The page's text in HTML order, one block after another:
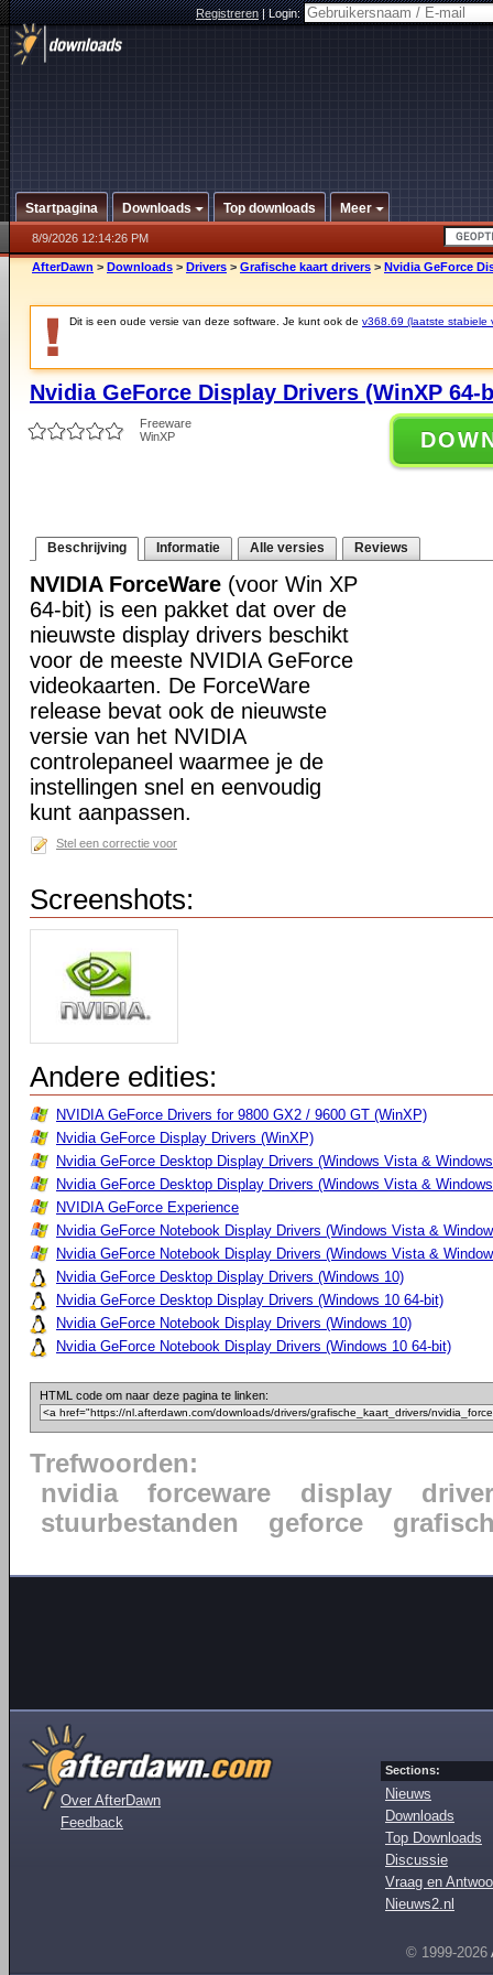
Registreren|Login:
Startpagina Downloads Top downloads Meer
8/9/2026 12:14:26 PM
AfterDawn > Downloads > Drivers > Grafische kaart drivers > Nvidia GeForce
Dit is een oude versie van deze software. Je kunt ook de v368.69 (laatste stabiele
Nvidia GeForce Display Drivers (WinXP 64-
Freeware
WinXP
Beschrijving Informatie Alle versies Reviews
NVIDIA ForceWare (voor Win XP
64-bit) is een pakket dat over de
nieuwste display drivers beschikt
voor de meeste NVIDIA GeForce
videokaarten. De ForceWare
release bevat ook de nieuwste
versie van het NVIDIA
controlepaneel waarmee je de
instellingen snel en eenvoudig
kunt aanpassen.
Stel een correctie voor
Screenshots:
Andere edities:
NVIDIA GeForce Drivers for 9800 GX2 / 9600 GT (WinXP)
Nvidia GeForce Display Drivers (WinXP)
Nvidia GeForce Desktop Display Drivers (Windows Vista &
Nvidia GeForce Desktop Display Drivers (Windows Vista &
NVIDIA GeForce Experience
Nvidia GeForce Notebook Display Drivers (Windows Vista &
Nvidia GeForce Notebook Display Drivers (Windows Vista &
Nvidia GeForce Desktop Display Drivers (Windows 10)
Nvidia GeForce Desktop Display Drivers (Windows 10 64-bit)
Nvidia GeForce Notebook Display Drivers (Windows 10)
Nvidia GeForce Notebook Display Drivers (Windows 10 64-bit)
HTML code om naar deze pagina te linken:
Trefwoorden:
nvidia
forceware display
driver
stuurbestanden
geforce
Over AfterDawn
Feedback
Sections:
Nieuws
Downloads
Top Downloads
Discussie
Vraag en
Nieuws2.nl
© 1999-2026